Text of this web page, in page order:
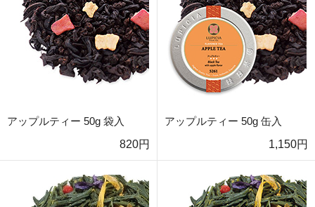
アップルティー 50g 袋入
820円
アップルティー 50g 缶入
1,150円